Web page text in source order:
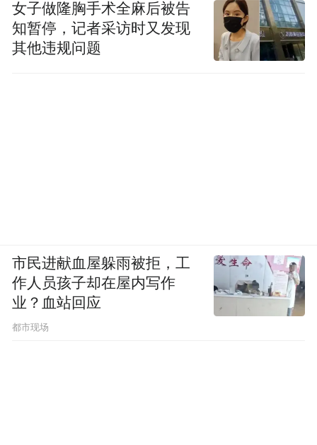
女子做隆胸手术全麻后被告
知暂停，记者采访时又发现
其他违规问题
市民进献血屋躲雨被拒，工
作人员孩子却在屋内写作
业？血站回应
都市现场